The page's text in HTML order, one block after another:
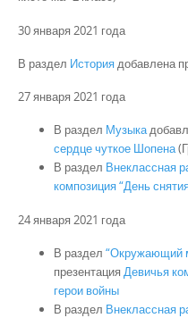
30 января 2021 года
В раздел Историядобавлена
27 января 2021 года
В раздел Музыка
сердце чуткое Шопена
В раздел Внеклассная
композиция “День
24 января 2021 года
В раздел “Окружающий
презентация Девичья
герои войны
В раздел Внеклассная